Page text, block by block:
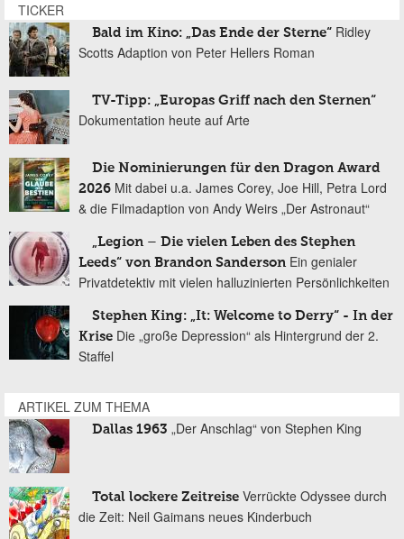
TICKER
Bald im Kino: „Das Ende der Sterne“ Ridley
Scotts Adaption von Peter Hellers Roman
TV-Tipp: „Europas Griff nach den Sternen“
Dokumentation heute auf Arte
Die Nominierungen für den Dragon Award
2026 Mit dabei u.a. James Corey, Joe Hill, Petra Lord
& die Filmadaption von Andy Weirs „Der Astronaut“
„Legion – Die vielen Leben des Stephen
Leeds“ von Brandon Sanderson Ein genialer
Privatdetektiv mit vielen halluzinierten Persönlichkeiten
Stephen King: „It: Welcome to Derry“ - In der
Krise Die „große Depression“ als Hintergrund der 2.
Staffel
ARTIKEL ZUM THEMA
Dallas 1963 „Der Anschlag“ von Stephen King
Total lockere Zeitreise Verrückte Odyssee durch
die Zeit: Neil Gaimans neues Kinderbuch